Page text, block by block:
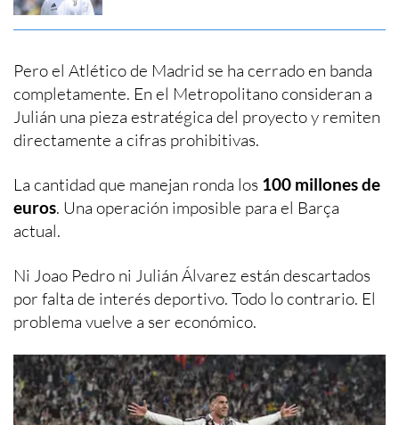
Pero el Atlético de Madrid se ha cerrado en banda
completamente. En el Metropolitano consideran a
Julián una pieza estratégica del proyecto y remiten
directamente a cifras prohibitivas.
La cantidad que manejan ronda los 100 millones de
euros. Una operación imposible para el Barça
actual.
Ni Joao Pedro ni Julián Álvarez están descartados
por falta de interés deportivo. Todo lo contrario. El
problema vuelve a ser económico.